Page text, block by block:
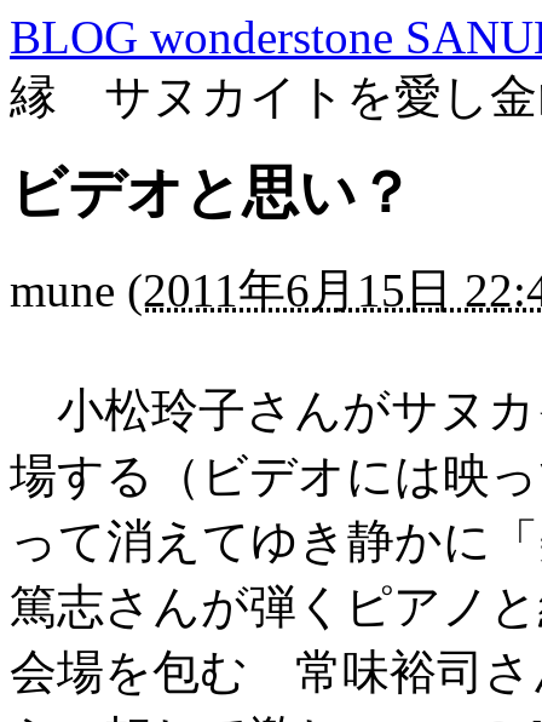
BLOG wonderstone
縁 サヌカイトを愛し金
ビデオと思い？
mune (2011年6月15日
小松玲子さんがサヌ
場する（ビデオには映
って消えてゆき静かに
篤志さんが弾くピアノ
会場を包む 常味裕司さ